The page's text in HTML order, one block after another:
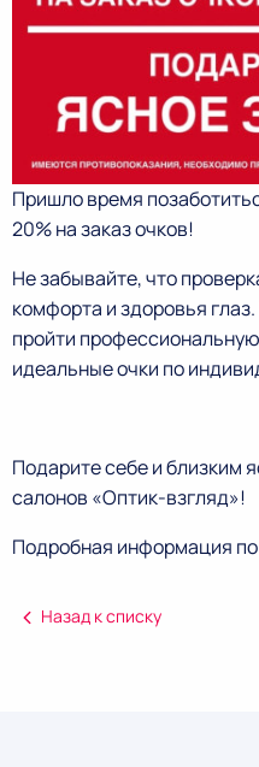
Пришло время
20% на заказ очков!
Не забывайте, что
комфорта и здоровья
пройти
идеальные очки по
Подарите себе и близким
салонов «Оптик-взгляд»!
Подробная информация
Назад к списку